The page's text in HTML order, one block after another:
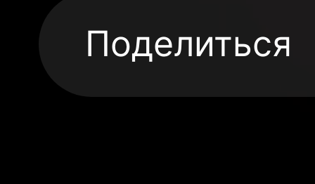
Поделиться